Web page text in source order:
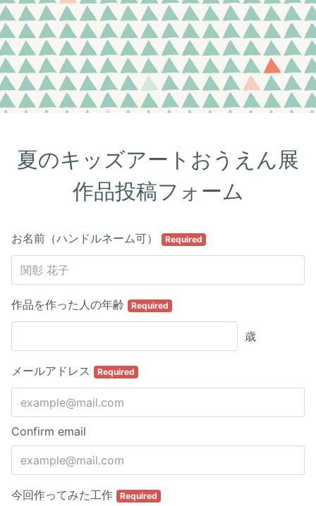
夏のキッズアートおうえん展
作品投稿フォーム
お名前（ハンドルネーム可） Required
作品を作った人の年齢 Required
歳
メールアドレス Required
Confirm email
今回作ってみた工作 Required